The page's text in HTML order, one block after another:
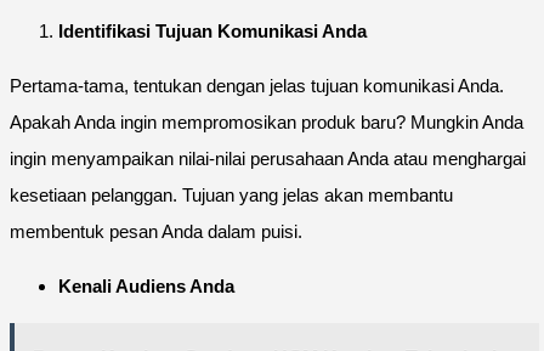
Identifikasi Tujuan Komunikasi Anda
Pertama-tama, tentukan dengan jelas tujuan komunikasi Anda.
Apakah Anda ingin mempromosikan produk baru? Mungkin Anda
ingin menyampaikan nilai-nilai perusahaan Anda atau menghargai
kesetiaan pelanggan. Tujuan yang jelas akan membantu
membentuk pesan Anda dalam puisi.
Kenali Audiens Anda